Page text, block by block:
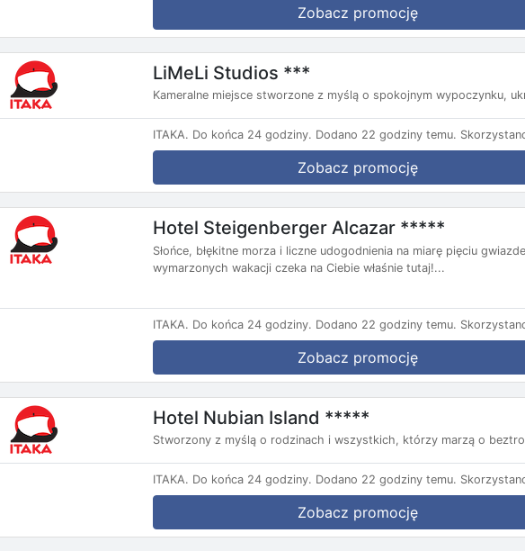
Zobacz promocję
LiMeLi Studios ***
Kameralne miejsce stworzone z myślą o spokojnym wypoczynku,
ITAKA. Do końca 24 godziny. Dodano 22 godziny temu.
Zobacz promocję
Hotel Steigenberger Alcazar *****
Słońce, błękitne morza i liczne udogodnienia na miarę pięciu
wymarzonych wakacji czeka na Ciebie właśnie tutaj!...
ITAKA. Do końca 24 godziny. Dodano 22 godziny temu.
Zobacz promocję
Hotel Nubian Island *****
Stworzony z myślą o rodzinach i wszystkich, którzy marzą o
ITAKA. Do końca 24 godziny. Dodano 22 godziny temu.
Zobacz promocję